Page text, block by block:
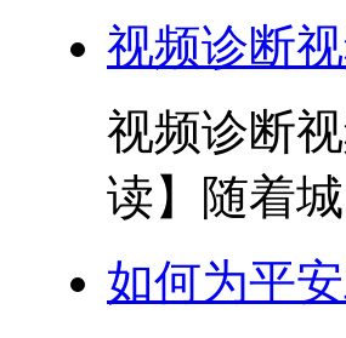
视频诊断
视频诊断
读】随着
如何为平